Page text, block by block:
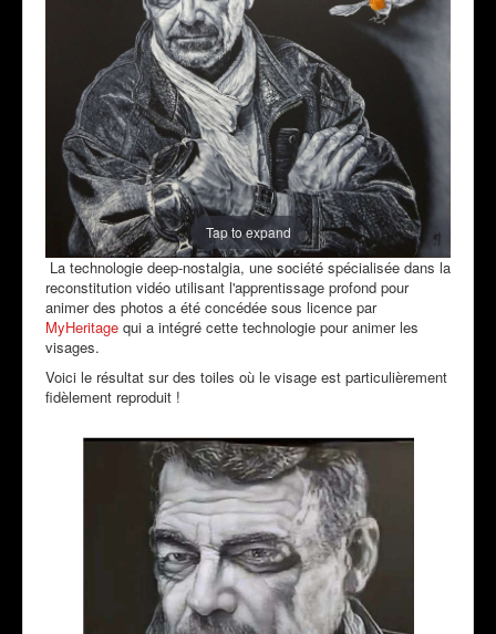
Tap to expand
La technologie deep-nostalgia, une société spécialisée dans la
reconstitution vidéo utilisant l'apprentissage profond pour
animer des photos a été concédée sous licence par
MyHeritage qui a intégré cette technologie pour animer les
visages.
Voici le résultat sur des toiles où le visage est particulièrement
fidèlement reproduit !